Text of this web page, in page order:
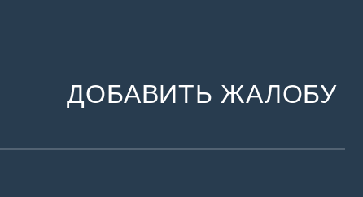
ДОБАВИТЬ ЖАЛОБУ